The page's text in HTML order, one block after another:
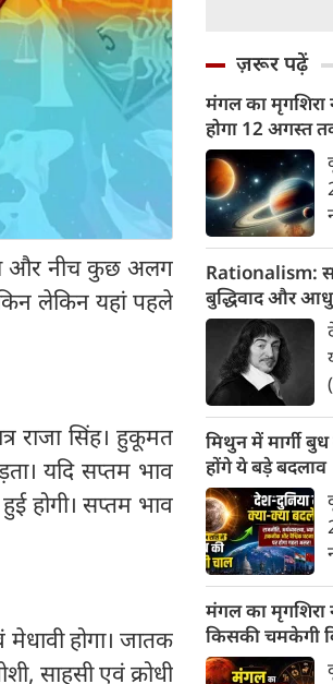
और नीच कुछ अलग
लेकिन यहां पहले
राजा सिंह। हुकूमत
यदि सप्तम भाव
होगी। सप्तम भाव
होगा। जातक
साहसी एवं क्रोधी
ज़रूर पढ़ें
मंगल का मृगशिरा
होगा 12 अगस्त
Rationalism:
बुद्धिवाद और
मिथुन में मार्गी
होंगे ये बड़े बदलाव
मंगल का मृगशिरा
किसकी चमकेगी
सावधान?